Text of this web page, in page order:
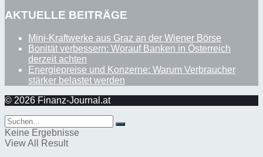
AKTUELLE BEITRÄGE
Mini-Kraftwerke aus Graz an der Wiener Börse
Bonität verbessern: Worauf Banken in Österreich
derzeit achten
Energiepreise und Konzerne: Warum Verbraucher
stärker belastet werden
© 2026 Finanz-Journal.at
Keine Ergebnisse
View All Result